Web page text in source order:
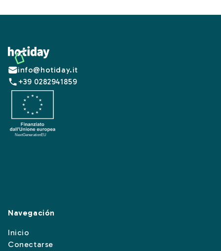
Footer
info@hotiday.it
+39 0282941859
Navegación
Inicio
Conectarse